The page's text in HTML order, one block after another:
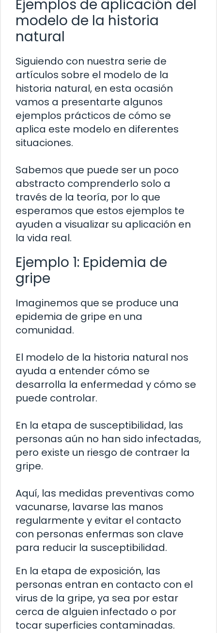
Ejemplos de aplicación del
modelo de la historia
natural
Siguiendo con nuestra serie de
artículos sobre el modelo de la
historia natural, en esta ocasión
vamos a presentarte algunos
ejemplos prácticos de cómo se
aplica este modelo en diferentes
situaciones.
Sabemos que puede ser un poco
abstracto comprenderlo solo a
través de la teoría, por lo que
esperamos que estos ejemplos te
ayuden a visualizar su aplicación en
la vida real.
Ejemplo 1: Epidemia de
gripe
Imaginemos que se produce una
epidemia de gripe en una
comunidad.
El modelo de la historia natural nos
ayuda a entender cómo se
desarrolla la enfermedad y cómo se
puede controlar.
En la etapa de susceptibilidad, las
personas aún no han sido infectadas,
pero existe un riesgo de contraer la
gripe.
Aquí, las medidas preventivas como
vacunarse, lavarse las manos
regularmente y evitar el contacto
con personas enfermas son clave
para reducir la susceptibilidad.
En la etapa de exposición, las
personas entran en contacto con el
virus de la gripe, ya sea por estar
cerca de alguien infectado o por
tocar superficies contaminadas.